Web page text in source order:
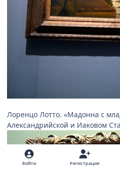
Лоренцо Лотто. «Мадонна с
Александрийской и Иаковом
Войти Регистрация